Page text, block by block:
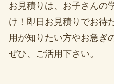
お見積りは、お子さんの
け！即日お見積りでお待
用が知りたい方やお急ぎ
ぜひ、ご活用下さい。